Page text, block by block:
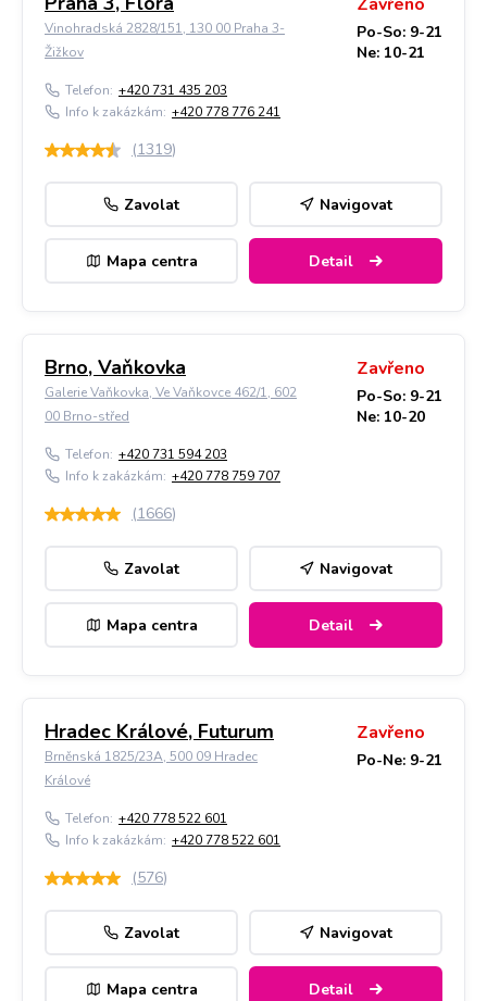
Vinohradská 2828/151, 130 00 Praha 3-
Žižkov
Po-So: 9-21
Ne: 10-21
Telefon: +420 731 435 203
Info k zakázkám: +420 778 776 241
(1319)
Zavolat Navigovat
Mapa centra Detail
Brno, Vaňkovka
Galerie Vaňkovka, Ve Vaňkovce 462/1, 602
00 Brno-střed
Zavřeno
Po-So: 9-21
Ne: 10-20
Telefon: +420 731 594 203
Info k zakázkám: +420 778 759 707
(1666)
Zavolat Navigovat
Mapa centra Detail
Hradec Králové, Futurum
Brněnská 1825/23A, 500 09 Hradec
Králové
Zavřeno
Po-Ne: 9-21
Telefon: +420 778 522 601
Info k zakázkám: +420 778 522 601
(576)
Zavolat Navigovat
Mapa centra Detail